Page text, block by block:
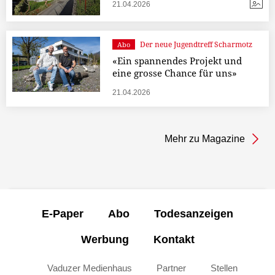
21.04.2026
Abo Der neue Jugendtreff Scharmotz
«Ein spannendes Projekt und
eine grosse Chance für uns»
21.04.2026
Mehr zu Magazine
E-Paper Abo Todesanzeigen
Werbung Kontakt
Vaduzer Medienhaus Partner Stellen